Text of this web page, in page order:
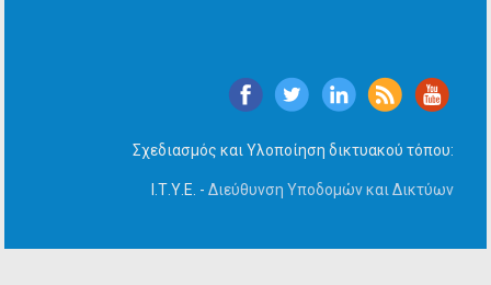
Σχεδιασμός και Υλοποίηση δικτυακού τόπου:
Ι.Τ.Υ.Ε. - Διεύθυνση Υποδομών και Δικτύων